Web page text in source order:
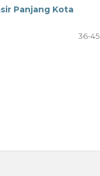
Panjang Kota
36-45